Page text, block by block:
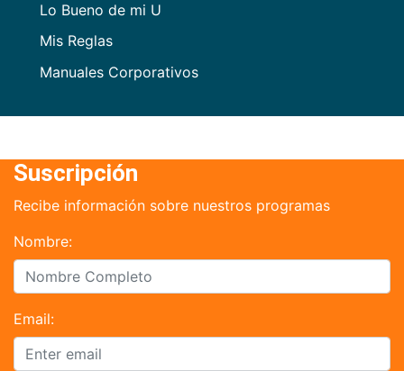
Lo Bueno de mi U
Mis Reglas
Manuales Corporativos
Suscripción
Recibe información sobre nuestros programas
Nombre:
Email: